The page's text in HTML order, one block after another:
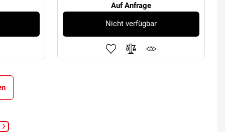
Auf Anfrage
Nicht verfügbar